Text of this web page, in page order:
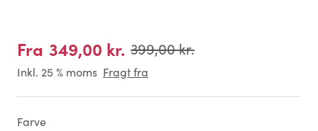
Fra 349,00 kr. 399,00 kr.
Inkl. 25 % moms Fragt fra
Farve